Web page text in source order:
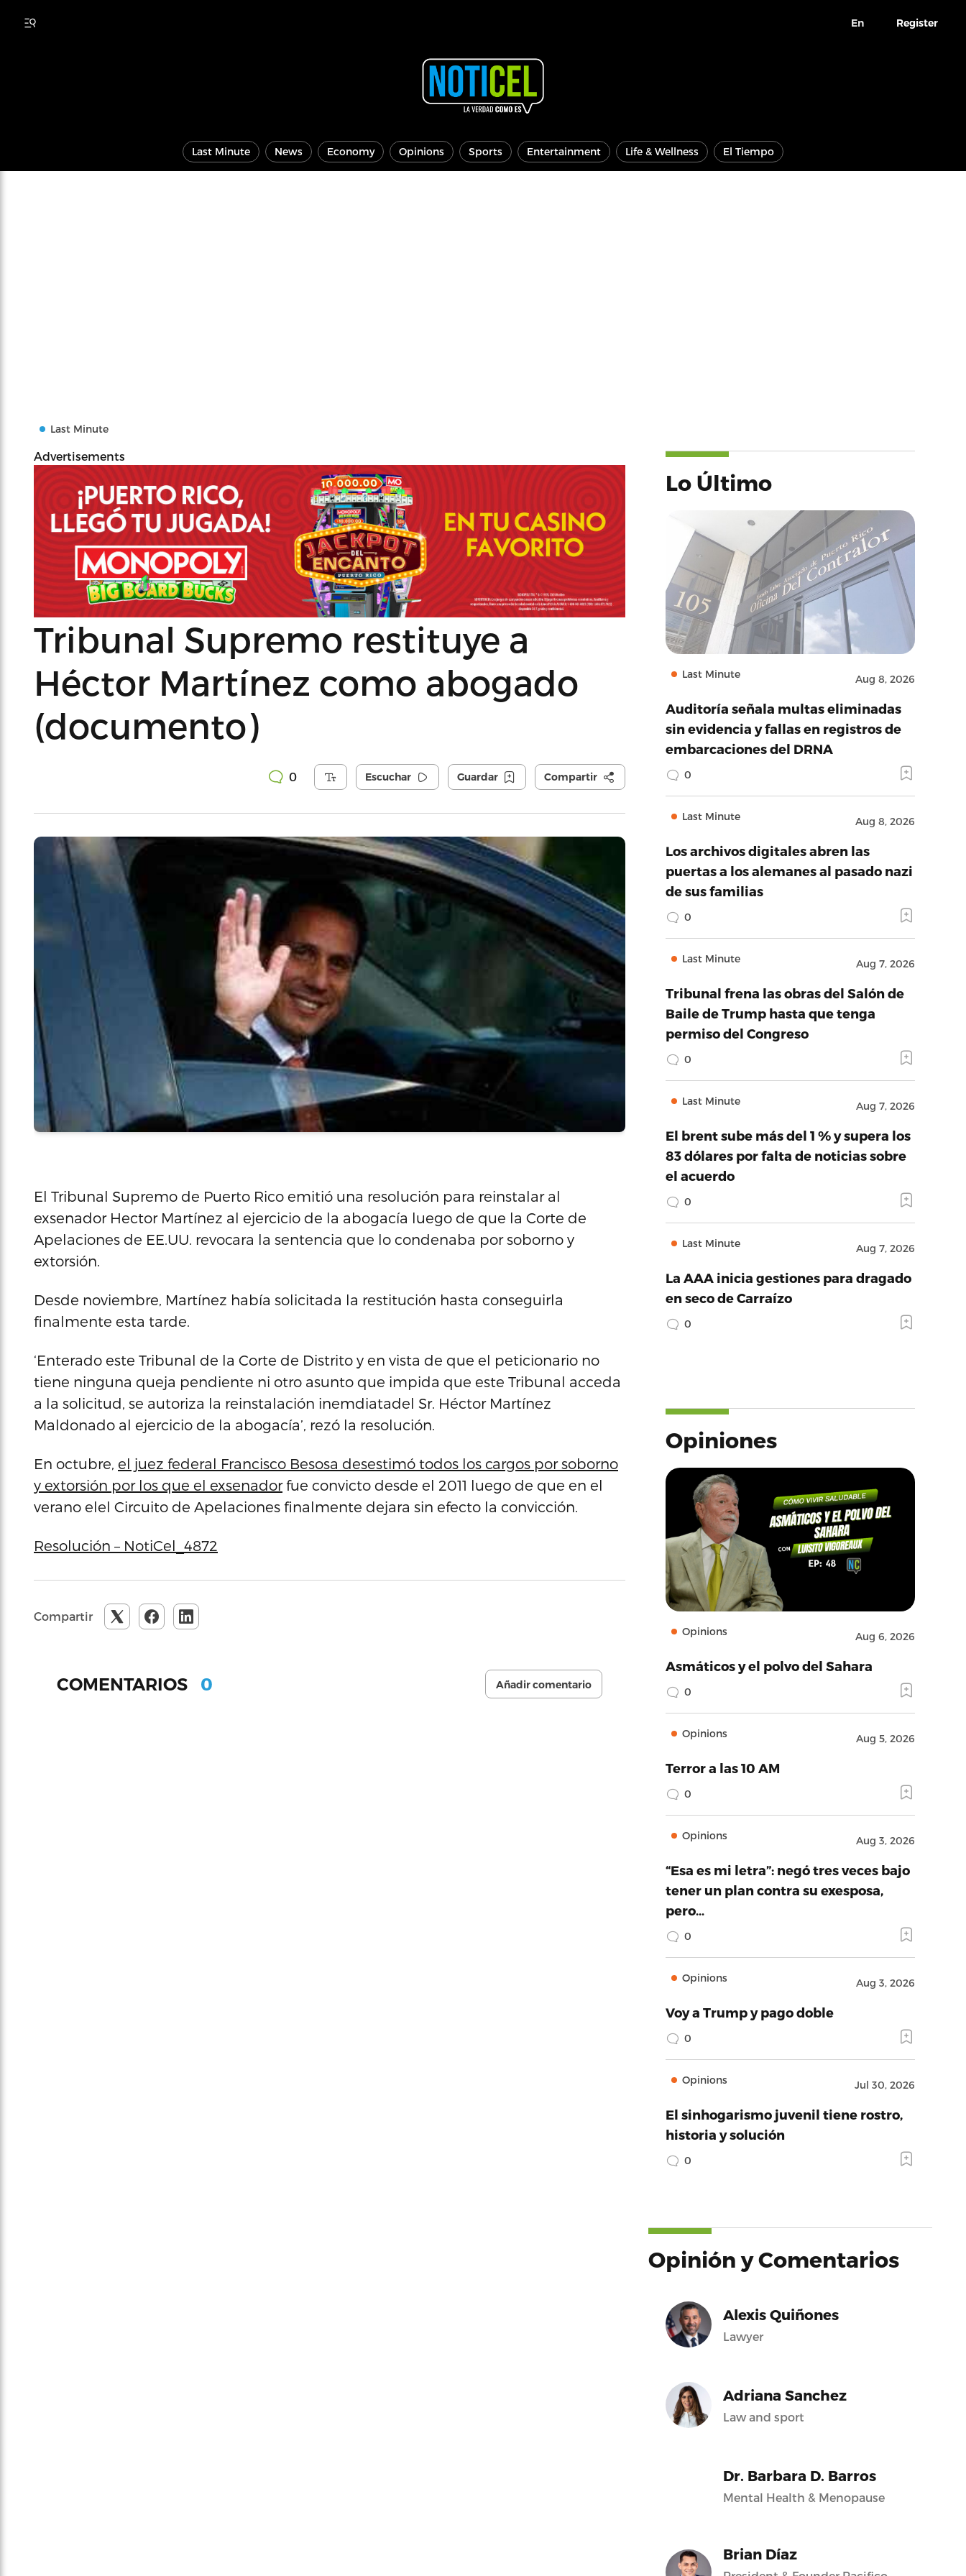
En Register
Last Minute News Economy Opinions Sports Entertainment Life & Wellness El Tiempo
Last Minute
Advertisements
Tribunal Supremo restituye a
Héctor Martínez como abogado
(documento)
0 Escuchar Guardar Compartir
El Tribunal Supremo de Puerto Rico emitió una resolución para reinstalar al
exsenador Hector Martínez al ejercicio de la abogacía luego de que la Corte de
Apelaciones de EE.UU. revocara la sentencia que lo condenaba por soborno y
extorsión.
Desde noviembre, Martínez había solicitada la restitución hasta conseguirla
finalmente esta tarde.
‘Enterado este Tribunal de la Corte de Distrito y en vista de que el peticionario no
tiene ninguna queja pendiente ni otro asunto que impida que este Tribunal acceda
a la solicitud, se autoriza la reinstalación inemdiatadel Sr. Héctor Martínez
Maldonado al ejercicio de la abogacía’, rezó la resolución.
En octubre, el juez federal Francisco Besosa desestimó todos los cargos por soborno
y extorsión por los que el exsenadorfue convicto desde el 2011 luego de que en el
verano elel Circuito de Apelaciones finalmente dejara sin efecto la convicción.
Resolución – NotiCel_4872
Compartir
COMENTARIOS 0 Añadir comentario
Lo Último
Last Minute Aug 8, 2026
Auditoría señala multas eliminadas
sin evidencia y fallas en registros de
embarcaciones del DRNA
0
Last Minute Aug 8, 2026
Los archivos digitales abren las
puertas a los alemanes al pasado nazi
de sus familias
0
Last Minute Aug 7, 2026
Tribunal frena las obras del Salón de
Baile de Trump hasta que tenga
permiso del Congreso
0
Last Minute Aug 7, 2026
El brent sube más del 1 % y supera los
83 dólares por falta de noticias sobre
el acuerdo
0
Last Minute Aug 7, 2026
La AAA inicia gestiones para dragado
en seco de Carraízo
0
Opiniones
Opinions Aug 6, 2026
Asmáticos y el polvo del Sahara
0
Opinions Aug 5, 2026
Terror a las 10 AM
0
Opinions Aug 3, 2026
“Esa es mi letra”: negó tres veces bajo
tener un plan contra su exesposa,
pero…
0
Opinions Aug 3, 2026
Voy a Trump y pago doble
0
Opinions Jul 30, 2026
El sinhogarismo juvenil tiene rostro,
historia y solución
0
Opinión y Comentarios
Alexis Quiñones
Lawyer
Adriana Sanchez
Law and sport
Dr. Barbara D. Barros
Mental Health & Menopause
Brian Díaz